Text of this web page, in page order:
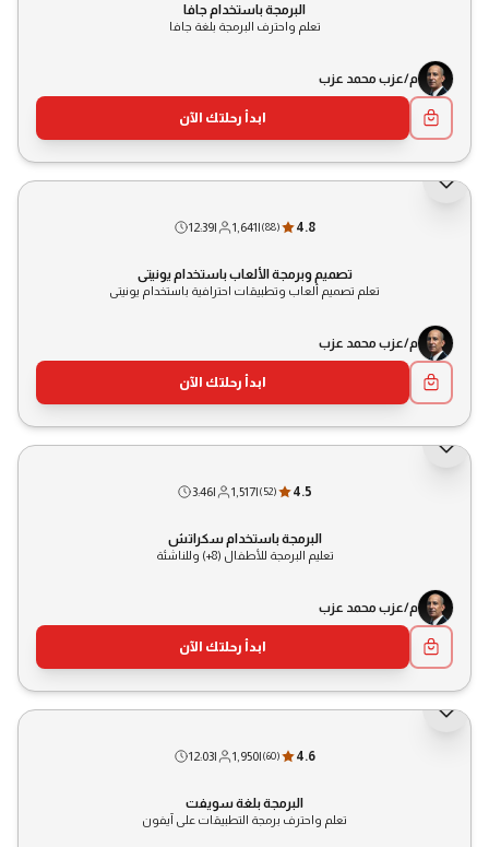
البرمجة باستخدام جافا
تعلم واحترف البرمجة بلغة جافا
م/عزب محمد عزب
ابدأ رحلتك الآن
4.8
(88)
|
1,641
|
12:39
تصميم وبرمجة الألعاب باستخدام يونيتى
تعلم تصميم ألعاب وتطبيقات احترافية باستخدام يونيتى
م/عزب محمد عزب
ابدأ رحلتك الآن
4.5
(52)
|
1,517
|
3:46
البرمجة باستخدام سكراتش
تعليم البرمجة للأطفال (8+) وللناشئة
م/عزب محمد عزب
ابدأ رحلتك الآن
4.6
(60)
|
1,950
|
12:03
البرمجة بلغة سويفت
تعلم واحترف برمجة التطبيقات على آيفون